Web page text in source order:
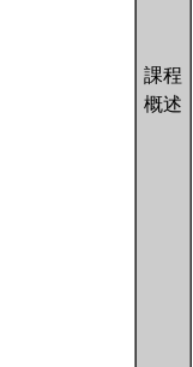
課程
概述